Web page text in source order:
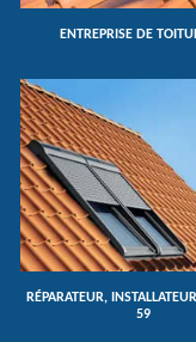
ENTREPRISE DE
RÉPARATEUR,
59